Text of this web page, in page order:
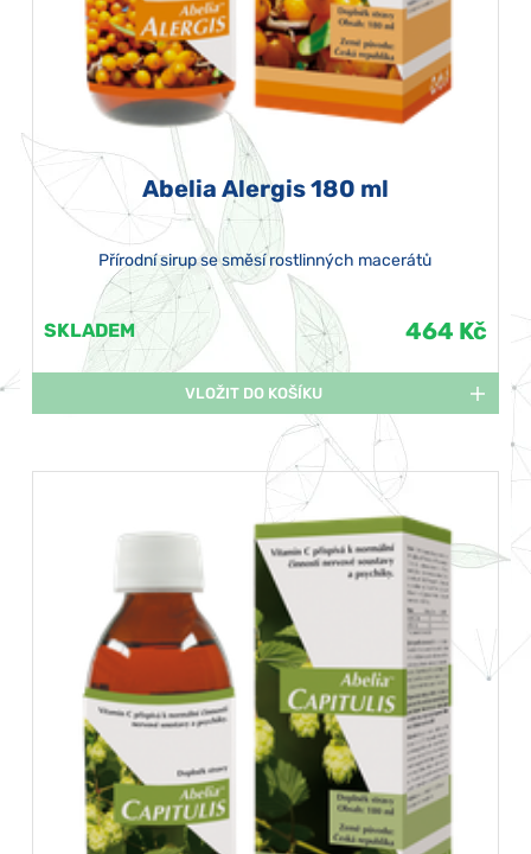
Abelia Alergis 180 ml
Přírodní sirup se směsí rostlinných macerátů
SKLADEM 464 Kč
VLOŽIT DO KOŠÍKU